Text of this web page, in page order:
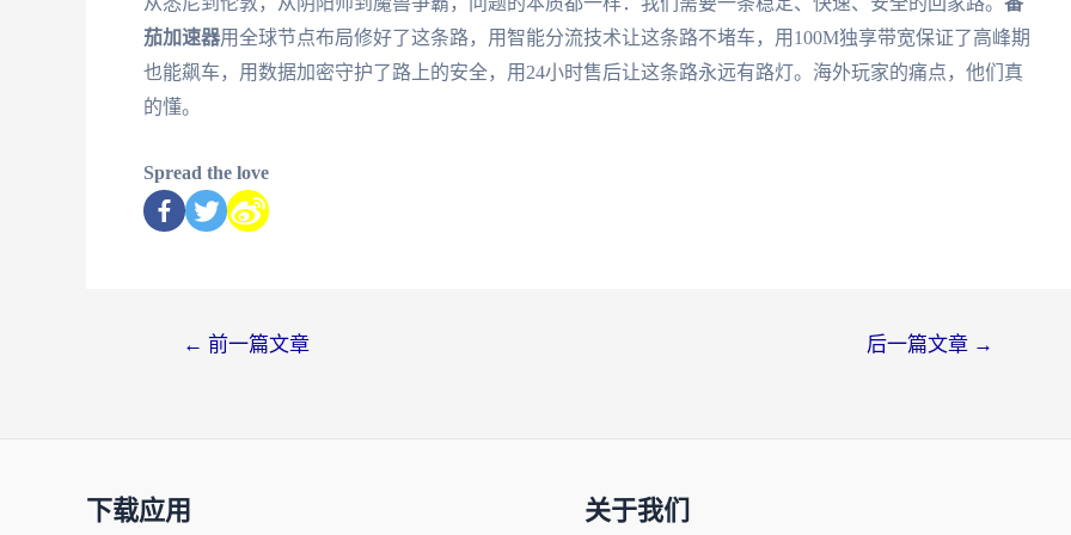
茄加速器用全球节点布局修好了这条路，用智能分流技术让这条路不堵车，用100M独享带宽保证了高峰期
也能飙车，用数据加密守护了路上的安全，用24小时售后让这条路永远有路灯。海外玩家的痛点，他们真
的懂。
Spread the love
← 前一篇文章 后一篇文章 →
下载应用 关于我们